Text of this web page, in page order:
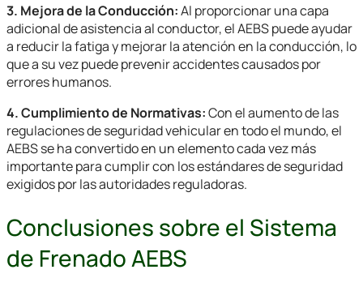
3. Mejora de la Conducción:Al proporcionar una capa
adicional de asistencia al conductor, el AEBS puede ayudar
a reducir la fatiga y mejorar la atención en la conducción, lo
que a su vez puede prevenir accidentes causados por
errores humanos.
4. Cumplimiento de Normativas:Con el aumento de las
regulaciones de seguridad vehicular en todo el mundo, el
AEBS se ha convertido en un elemento cada vez más
importante para cumplir con los estándares de seguridad
exigidos por las autoridades reguladoras.
Conclusiones sobre el Sistema
de Frenado AEBS